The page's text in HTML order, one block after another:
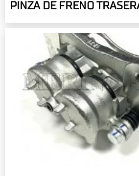
PINZA DE FRENO